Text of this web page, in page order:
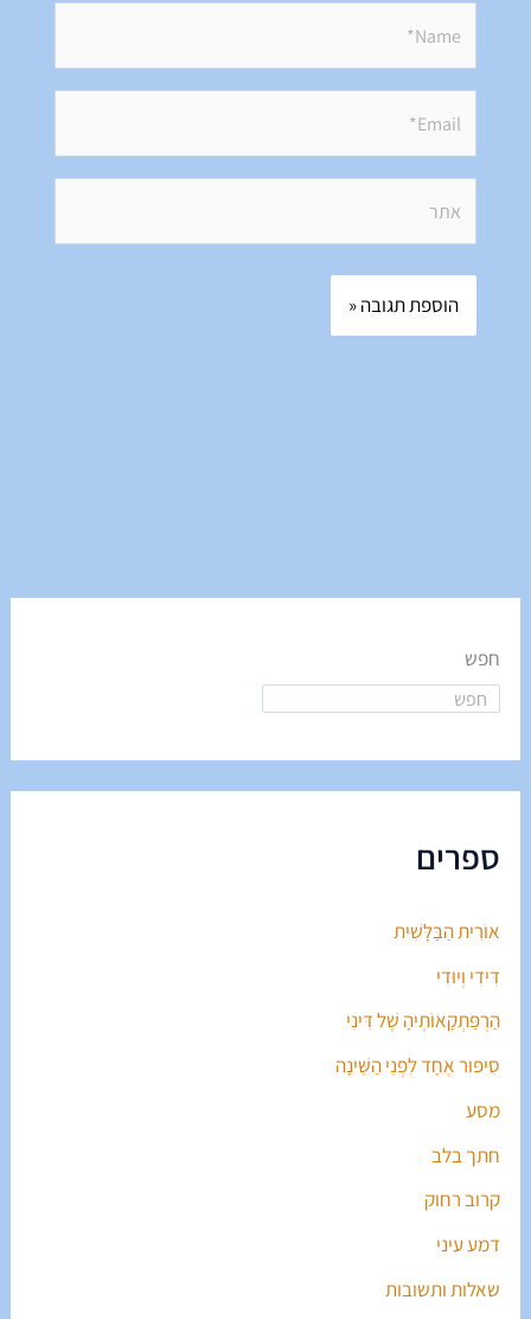
חפש
ספרים
אוֹרִית הַבַּלָּשִׁית
דִּידִי וְיוּדִי
הַרְפַּתְקָאוֹתֶיהָ שֶׁל דִּינִי
סִיפּוּר אֶחָד לִפְנֵי הַשֵּׁינָה
מסע
חתך בלב
קרוב רחוק
דמע עיני
שאלות ותשובות